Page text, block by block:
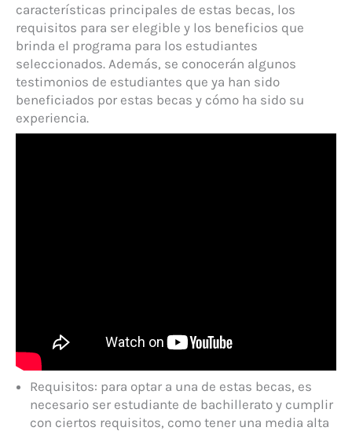
características principales de estas becas, los
requisitos para ser elegible y los beneficios que
brinda el programa para los estudiantes
seleccionados. Además, se conocerán algunos
testimonios de estudiantes que ya han sido
beneficiados por estas becas y cómo ha sido su
experiencia.
Requisitos: para optar a una de estas becas, es
necesario ser estudiante de bachillerato y cumplir
con ciertos requisitos, como tener una media alta